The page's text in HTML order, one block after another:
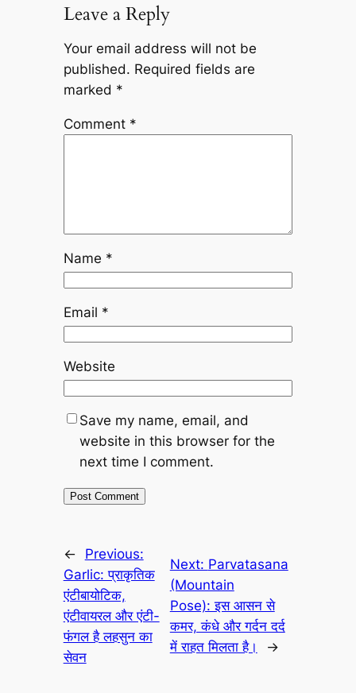
Leave a Reply
Your email address will not be
published. Required fields are
marked *
Comment *
Name *
Email *
Website
Save my name, email, and
website in this browser for the
next time I comment.
←
Previous:
Garlic: प्राकृतिक
एंटीबायोटिक,
एंटीवायरल और एंटी-
फंगल है लहसुन का
सेवन
Next: Parvatasana
(Mountain
Pose): इस आसन से
कमर, कंधे और गर्दन दर्द
में राहत मिलता है।
→